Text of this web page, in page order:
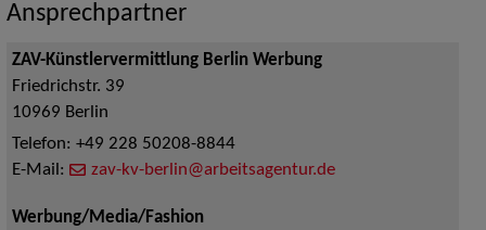
Ansprechpartner
ZAV-Künstlervermittlung Berlin Werbung
Friedrichstr. 39
10969 Berlin
Telefon: +49 228 50208-8844
E-Mail:
zav-kv-berlin@arbeitsagentur.de
Werbung/Media/Fashion